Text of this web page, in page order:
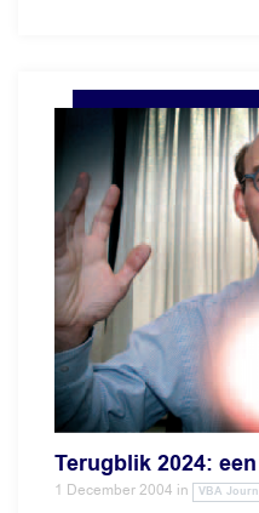
Terugblik 2024:
1 December 2004 in VBA